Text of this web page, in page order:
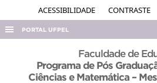
ACESSIBILIDADE CONTRASTE
PORTAL UFPEL
ACESSO À INFORMAÇÃO
AUDITORIA
Faculdade de
Programa de Pós
Ciências e Matemática –